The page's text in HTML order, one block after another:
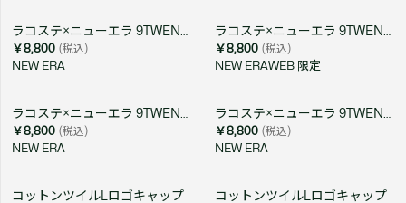
￥8,800 (税込)
NEW ERA
￥8,800 (税込)
NEW ERAWEB 限定
￥8,800 (税込)
NEW ERA
￥8,800 (税込)
NEW ERA
コットンツイルLロゴキャップ コットンツイルLロゴキャップ